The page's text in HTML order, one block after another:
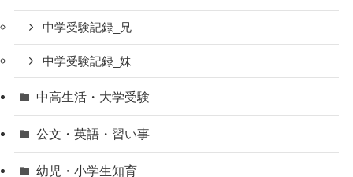
中学受験記録_兄
中学受験記録_妹
中高生活・大学受験
公文・英語・習い事
幼児・小学生知育